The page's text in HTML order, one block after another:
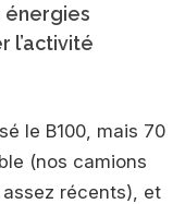
énergies
l’activité
le B100, mais 70
(nos camions
assez récents), et